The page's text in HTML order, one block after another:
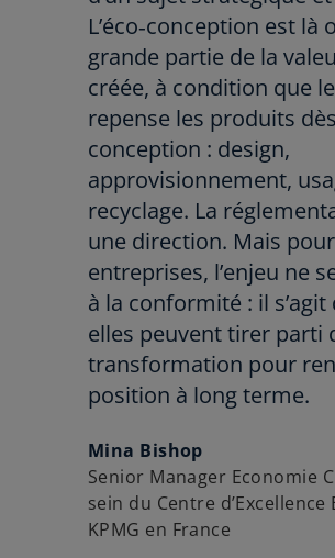
L’éco‑conception est là
grande partie de la
créée, à condition que
repense les produits
conception : design,
approvisionnement,
recyclage. La
une direction. Mais
entreprises, l’enjeu ne
à la conformité : il s’agit
elles peuvent tirer parti
transformation pour
position à long terme.
Mina Bishop
Senior Manager Economie
sein du Centre d’Excellence
KPMG en France